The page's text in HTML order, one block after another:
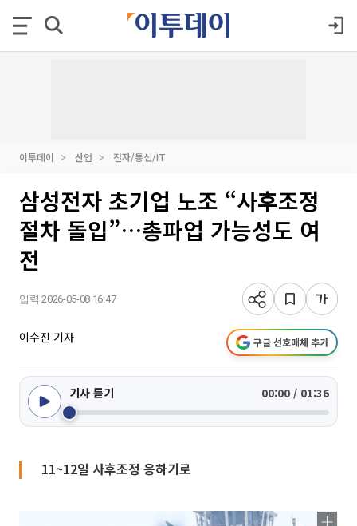
이투데이 산업 전자/통신/IT
삼성전자 초기업 노조 “사후조정
절차 돌입”…총파업 가능성도 여
전
입력 2026-05-08 16:47
이수진 기자 구글 선호매체 추가
기사 듣기 00:00 / 01:36
11~12일 사후조정 응하기로